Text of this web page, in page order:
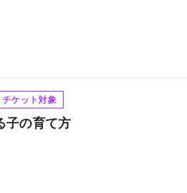
チケット対象
子の育て方